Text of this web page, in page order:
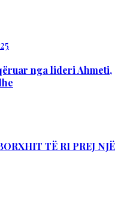
nga lideri Ahmeti,
TË RI PREJ NJË